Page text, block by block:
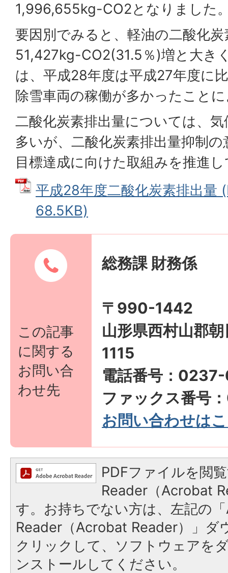
1,996,655kg-CO2となりました
要因別でみると、軽油の二酸化
51,427kg-CO2(31.5％)増と大き
は、平成28年度は平成27年度に
除雪車両の稼働が多かったこと
二酸化炭素排出量については、
多いが、二酸化炭素排出量抑制
目標達成に向けた取組みを推進
平成28年度二酸化炭素排出量
68.5KB)
この記事
に関する
お問い合
わせ先
総務課 財務係
〒990-1442
山形県西村山郡
1115
電話番号：
ファックス番号
お問い合わせは
PDFファイルを閲
Reader（Acrobat
す。お持ちでない方は、左記の
Reader（Acrobat Reader）」ダ
クリックして、ソフトウェアを
ンストールしてください。